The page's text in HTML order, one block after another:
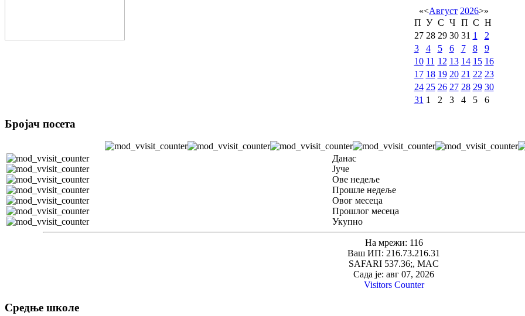
«<Август 2026>»
П У С Ч П С Н
27 28 29 30 31 1
2
3
4 5 6 7 8
9
10 11 12 13 14 15 16
17 18 19 20 21 22 23
24 25 26 27 28 29 30
31 1 2 3 4 5 6
Бројач посета
Данас
Јуче
Ове недеље
Прошле недеље
Овог месеца
Прошлог месеца
Укупно
На мрежи: 116
Ваш ИП: 216.73.216.31
SAFARI 537.36;, MAC
Сада је: авг 07, 2026
Visitors Counter
Средње школе